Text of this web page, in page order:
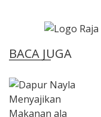
BACA JUGA